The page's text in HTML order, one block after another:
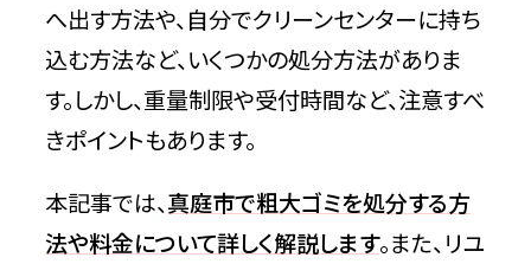
お客様の声
よくある質問
へ出す方法や、自分でクリーンセンターに持ち
込む方法など、いくつかの処分方法がありま
す。しかし、重量制限や受付時間など、注意すべ
きポイントもあります。
本記事では、真庭市で粗大ゴミを処分する方
法や料金について詳しく解説します。また、リユ